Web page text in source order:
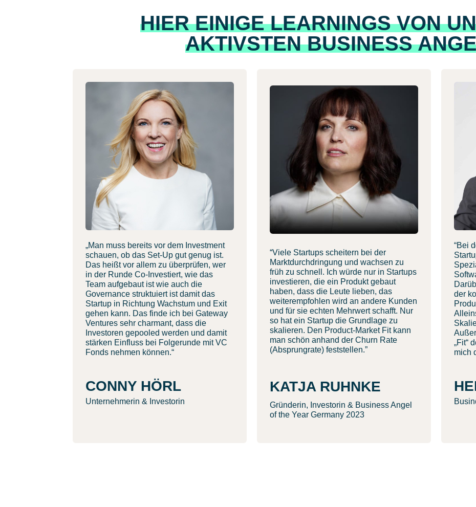
HIER EINIGE LEARNINGS VON
AKTIVSTEN BUSINESS
„Man muss bereits vor dem Investment
schauen, ob das Set-Up gut genug ist.
Das heißt vor allem zu überprüfen, wer
in der Runde Co-Investiert, wie das
Team aufgebaut ist wie auch die
Governance struktuiert ist damit das
Startup in Richtung Wachstum und Exit
gehen kann. Das finde ich bei Gateway
Ventures sehr charmant, dass die
Investoren gepooled werden und damit
stärken Einfluss bei Folgerunde mit VC
Fonds nehmen können.“
CONNY HÖRL
Unternehmerin & Investorin
“Viele Startups scheitern bei der
Marktdurchdringung und wachsen zu
früh zu schnell. Ich würde nur in Startups
investieren, die ein Produkt gebaut
haben, dass die Leute lieben, das
weiterempfohlen wird an andere Kunden
und für sie echten Mehrwert schafft. Nur
so hat ein Startup die Grundlage zu
skalieren. Den Product-Market Fit kann
man schön anhand der Churn Rate
(Absprungrate) feststellen.”
KATJA RUHNKE
Gründerin, Investorin & Business Angel
of the Year Germany 2023
“Bei
der
„Fit“
mich